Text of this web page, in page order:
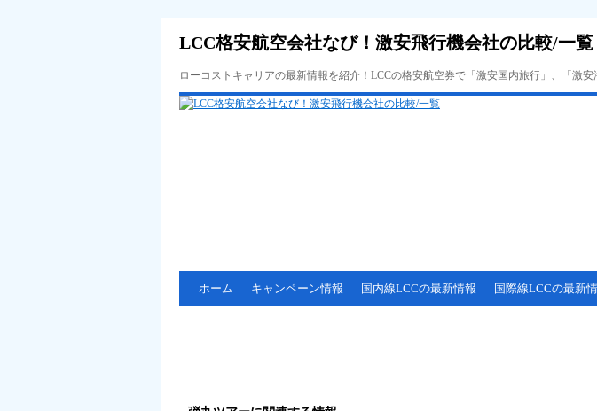
LCC格安航空会社なび！激安飛行機会社の比較/一覧
ローコストキャリアの最新情報を紹介！LCCの格安航空券で「激安国内旅行」、「激
ホーム キャンペーン情報 国内線LCCの最新情報 国際線LCCの最新